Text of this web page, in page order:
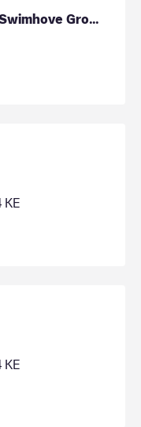
Plantageweg 3 Zwijndrecht Swimhove Groep R-0029927
KE
KE